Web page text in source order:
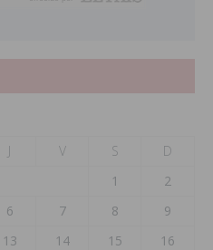
J V S
D
1
2
6 7 8
9
13 14 15
16